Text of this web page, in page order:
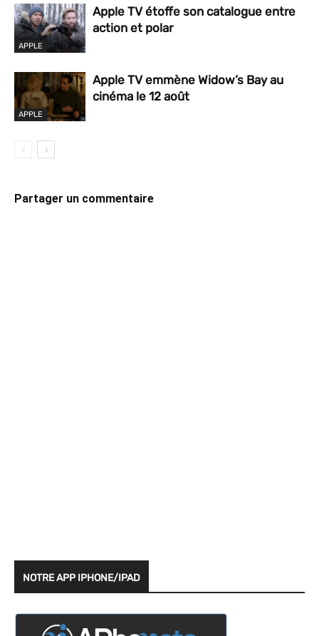
APPLE
Apple TV étoffe son catalogue entre
action et polar
APPLE
Apple TV emmène Widow’s Bay au
cinéma le 12 août
Partager un commentaire
NOTRE APP IPHONE/IPAD